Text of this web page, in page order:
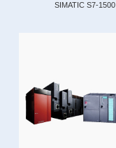
SIMATIC S7-1500